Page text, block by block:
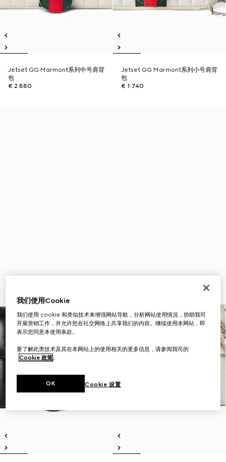
Jetset GG Marmont系列中号肩背
包
€ 2.880
Jetset GG Marmont系列小号肩背
包
€ 1.740
我们使用Cookie
我们使用 cookie 和类似技术来增强网站导航，分析网站使用情况，协助我司
开展营销工作，并允许您在社交网络上共享我们的内容。继续使用本网站，即
表示您同意本使用条款。
要了解此类技术及其在本网站上的使用相关的更多信息，请参阅我司的
Cookie 政策。
Cookie 设置
OK